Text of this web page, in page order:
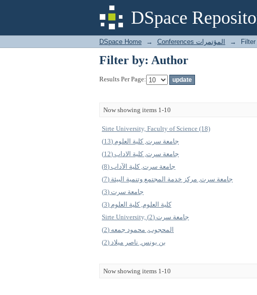
DSpace
Filter by: Author
DSpace Home → Conferences المؤتمرات →
Filter by: Author
Results Per Page:
Now showing items 1-10
Sirte University, Faculty of Science (18)
جامعة سرت, كلية العلوم (13)
جامعة سرت, كلية الاداب (12)
جامعة سرت, كلية الآداب (8)
جامعة سرت, مركز خدمة المجتمع وتنمية البيئة (7)
جامعة سرت (3)
كلية العلوم, كلية العلوم (3)
Sirte University, جامعة سرت (2)
المحجوب, محمود جمعه (2)
بن يونس, ناصر ميلاد (2)
Now showing items 1-10